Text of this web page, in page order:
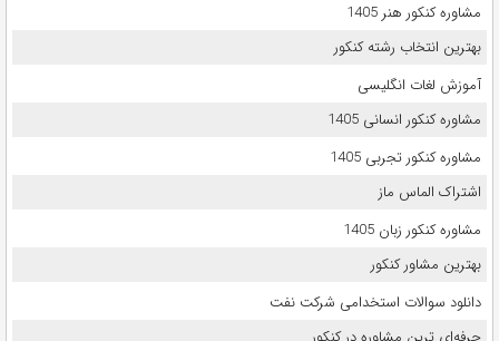
مشاوره کنکور هنر 1405
بهترین انتخاب رشته کنکور
آموزش لغات انگلیسی
مشاوره کنکور انسانی 1405
مشاوره کنکور تجربی 1405
اشتراک الماس ماز
مشاوره کنکور زبان 1405
بهترین مشاور کنکور
دانلود سوالات استخدامی شرکت نفت